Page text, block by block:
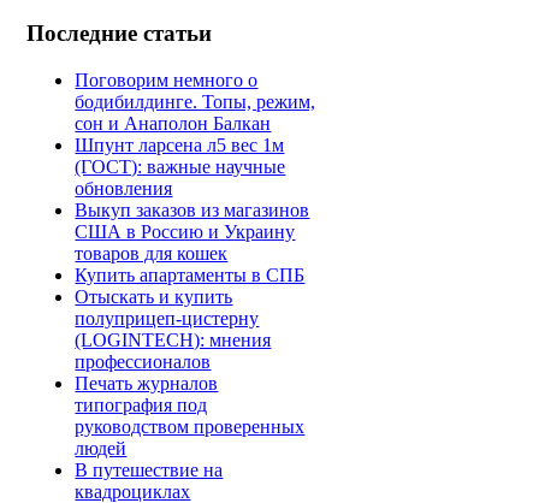
Последние статьи
Поговорим немного о
бодибилдинге. Топы, режим,
сон и Анаполон Балкан
Шпунт ларсена л5 вес 1м
(ГОСТ): важные научные
обновления
Выкуп заказов из магазинов
США в Россию и Украину
товаров для кошек
Купить апартаменты в СПБ
Отыскать и купить
полуприцеп-цистерну
(LOGINTECH): мнения
профессионалов
Печать журналов
типография под
руководством проверенных
людей
В путешествие на
квадроциклах